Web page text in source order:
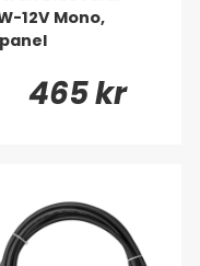
12V Mono,
465 kr